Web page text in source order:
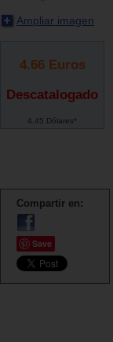
Ampliar imagen
4.66 Euros
Descatalogado
4.45 Dólares*
Compartir en:
Save